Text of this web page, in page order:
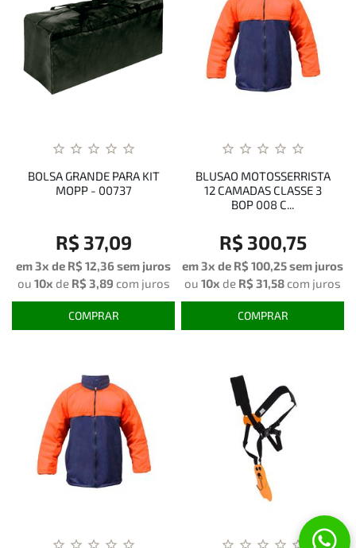
BOLSA GRANDE PARA KIT
MOPP - 00737
R$ 37,09
em 3x de R$ 12,36sem juros
ou 10x de R$ 3,89 com juros
COMPRAR
BLUSAO MOTOSSERRISTA
12 CAMADAS CLASSE 3
BOP 008 C...
R$ 300,75
em 3x de R$ 100,25sem juros
ou 10x de R$ 31,58 com juros
COMPRAR
Cookies: a gente guarda estatísticas de visitas para